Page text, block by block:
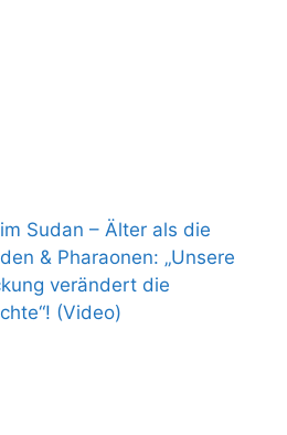
Sudan – Älter als die
& Pharaonen: „Unsere
verändert die
(Video)